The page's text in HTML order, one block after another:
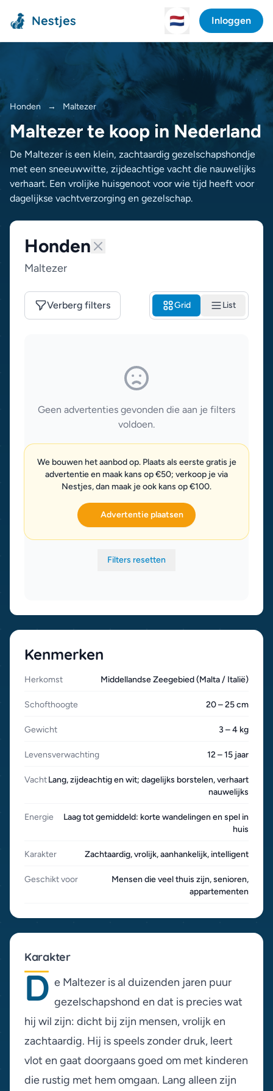
Nestjes 🇳🇱 Inloggen
Honden → Maltezer
Maltezer te koop in Nederland
De Maltezer is een klein, zachtaardig gezelschapshondje
met een sneeuwwitte, zijdeachtige vacht die nauwelijks
verhaart. Een vrolijke huisgenoot voor wie tijd heeft voor
dagelijkse vachtverzorging en gezelschap.
Honden
Maltezer
Verberg filters Grid List
Geen advertenties gevonden die aan je filters
voldoen.
We bouwen het aanbod op. Plaats als eerste gratis je
advertentie en maak kans op €50; verkoop je via
Nestjes, dan maak je ook kans op €100.
Advertentie plaatsen
Filters resetten
Kenmerken
Herkomst Middellandse Zeegebied (Malta / Italië)
Schofthoogte 20 – 25 cm
Gewicht 3 – 4 kg
Levensverwachting 12 – 15 jaar
VachtLang, zijdeachtig en wit; dagelijks borstelen, verhaart
nauwelijks
Energie
Laag tot gemiddeld: korte wandelingen en spel in
huis
Karakter Zachtaardig, vrolijk, aanhankelijk, intelligent
Geschikt voor
Mensen die veel thuis zijn, senioren,
appartementen
Karakter
D e Maltezer is al duizenden jaren puur
gezelschapshond en dat is precies wat
hij wil zijn: dicht bij zijn mensen, vrolijk en
zachtaardig. Hij is speels zonder druk, leert
vlot en gaat doorgaans goed om met kinderen
die rustig met hem omgaan. Lang alleen zijn